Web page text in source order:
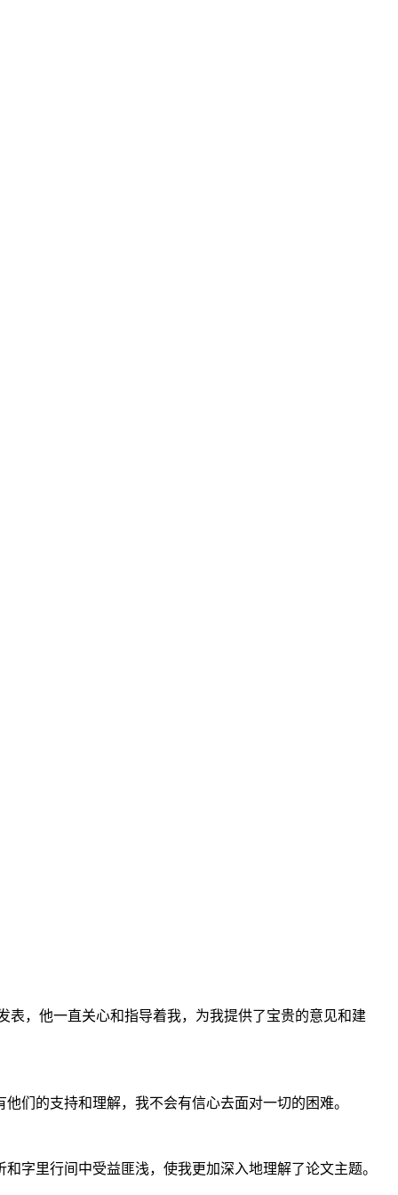
，他一直关心和指导着我，为我提供了宝贵的意见和建
们的支持和理解，我不会有信心去面对一切的困难。
字里行间中受益匪浅，使我更加深入地理解了论文主题。